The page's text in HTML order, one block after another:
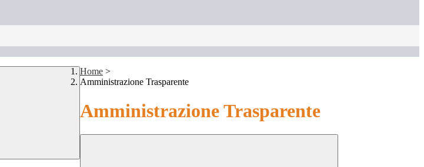
Home >
Amministrazione Trasparente
Amministrazione Trasparente